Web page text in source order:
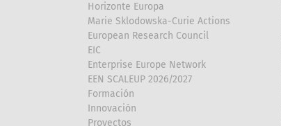
Horizonte Europa
Marie Sklodowska-Curie Actions
European Research Council
EIC
Enterprise Europe Network
EEN SCALEUP 2026/2027
Formación
Innovación
Proyectos